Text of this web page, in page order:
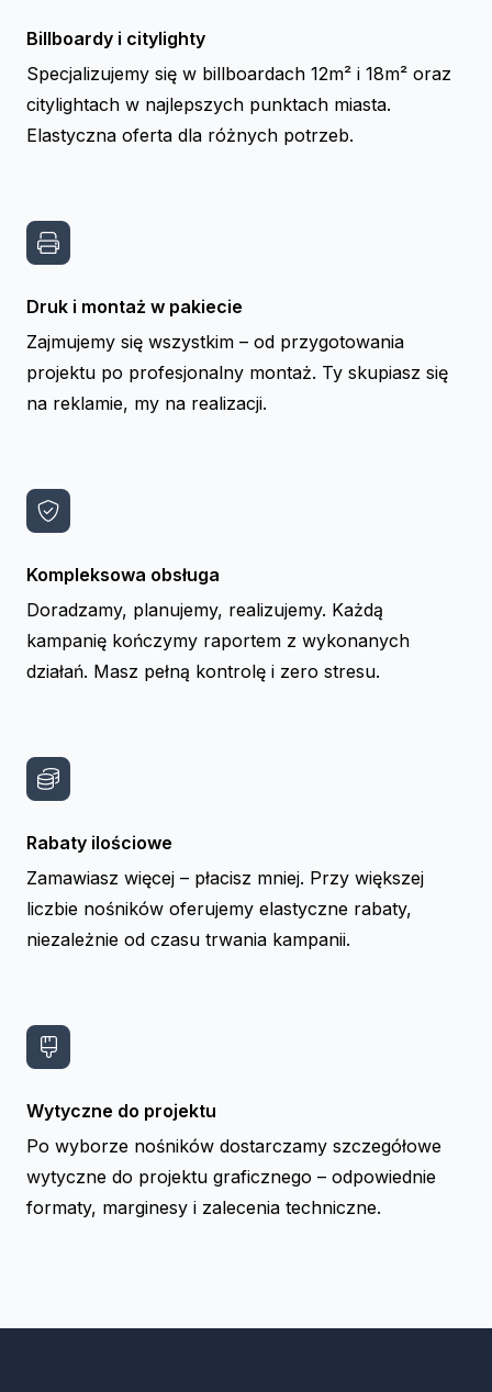
Billboardy i citylighty
Specjalizujemy się w billboardach 12m² i 18m² oraz
citylightach w najlepszych punktach miasta.
Elastyczna oferta dla różnych potrzeb.
Druk i montaż w pakiecie
Zajmujemy się wszystkim – od przygotowania
projektu po profesjonalny montaż. Ty skupiasz się
na reklamie, my na realizacji.
Kompleksowa obsługa
Doradzamy, planujemy, realizujemy. Każdą
kampanię kończymy raportem z wykonanych
działań. Masz pełną kontrolę i zero stresu.
Rabaty ilościowe
Zamawiasz więcej – płacisz mniej. Przy większej
liczbie nośników oferujemy elastyczne rabaty,
niezależnie od czasu trwania kampanii.
Wytyczne do projektu
Po wyborze nośników dostarczamy szczegółowe
wytyczne do projektu graficznego – odpowiednie
formaty, marginesy i zalecenia techniczne.